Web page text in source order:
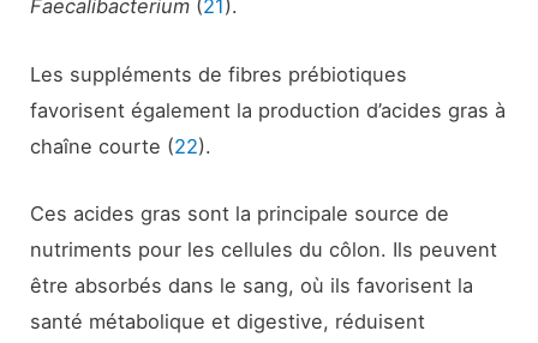
Faecalibacterium (21).
Les suppléments de fibres prébiotiques
favorisent également la production d’acides gras à
chaîne courte (22).
Ces acides gras sont la principale source de
nutriments pour les cellules du côlon. Ils peuvent
être absorbés dans le sang, où ils favorisent la
santé métabolique et digestive, réduisent